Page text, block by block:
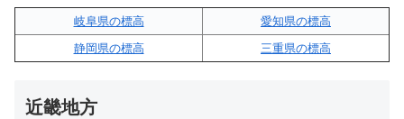
岐阜県の標高
愛知県の標高
静岡県の標高
三重県の標高
近畿地方